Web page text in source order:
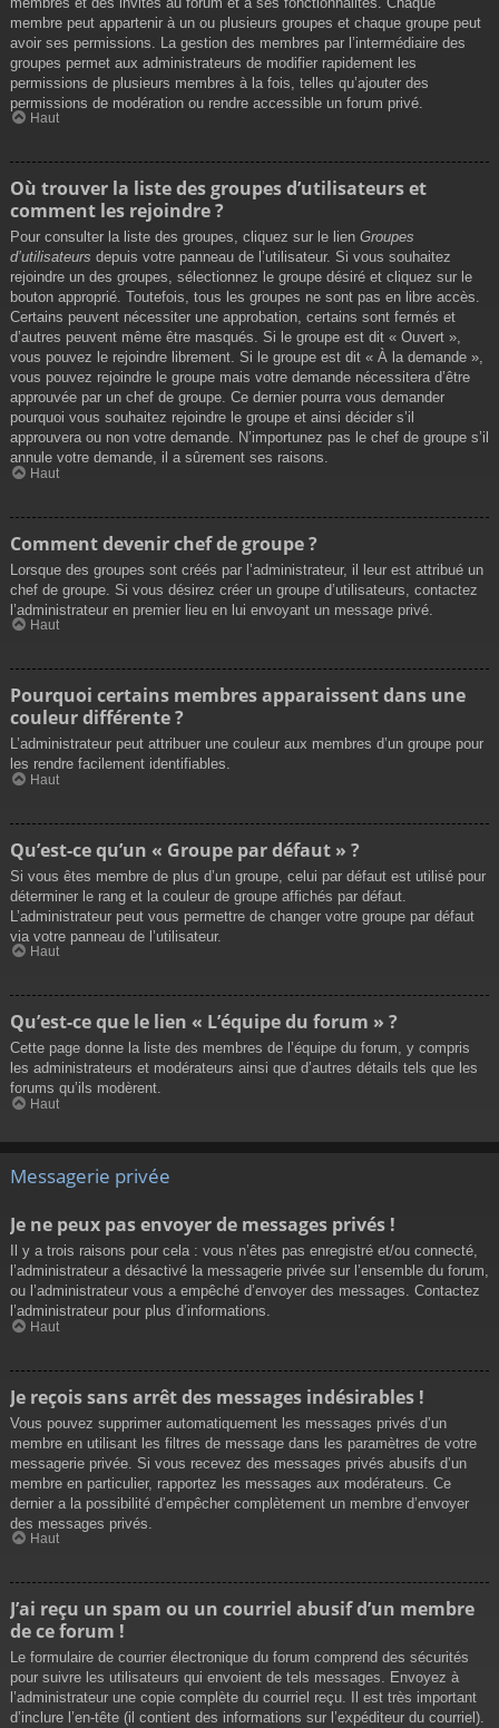
membre peut appartenir à un ou plusieurs groupes et chaque groupe peut
avoir ses permissions. La gestion des membres par l’intermédiaire des
groupes permet aux administrateurs de modifier rapidement les
permissions de plusieurs membres à la fois, telles qu’ajouter des
permissions de modération ou rendre accessible un forum privé.
Haut
Où trouver la liste des groupes d’utilisateurs et
comment les rejoindre ?
Pour consulter la liste des groupes, cliquez sur le lien Groupes
d’utilisateurs depuis votre panneau de l’utilisateur. Si vous souhaitez
rejoindre un des groupes, sélectionnez le groupe désiré et cliquez sur le
bouton approprié. Toutefois, tous les groupes ne sont pas en libre accès.
Certains peuvent nécessiter une approbation, certains sont fermés et
d’autres peuvent même être masqués. Si le groupe est dit « Ouvert »,
vous pouvez le rejoindre librement. Si le groupe est dit « À la demande »,
vous pouvez rejoindre le groupe mais votre demande nécessitera d’être
approuvée par un chef de groupe. Ce dernier pourra vous demander
pourquoi vous souhaitez rejoindre le groupe et ainsi décider s’il
approuvera ou non votre demande. N’importunez pas le chef de groupe s’il
annule votre demande, il a sûrement ses raisons.
Haut
Comment devenir chef de groupe ?
Lorsque des groupes sont créés par l’administrateur, il leur est attribué un
chef de groupe. Si vous désirez créer un groupe d’utilisateurs, contactez
l’administrateur en premier lieu en lui envoyant un message privé.
Haut
Pourquoi certains membres apparaissent dans une
couleur différente ?
L’administrateur peut attribuer une couleur aux membres d’un groupe pour
les rendre facilement identifiables.
Haut
Qu’est-ce qu’un « Groupe par défaut » ?
Si vous êtes membre de plus d’un groupe, celui par défaut est utilisé pour
déterminer le rang et la couleur de groupe affichés par défaut.
L’administrateur peut vous permettre de changer votre groupe par défaut
via votre panneau de l’utilisateur.
Haut
Qu’est-ce que le lien « L’équipe du forum » ?
Cette page donne la liste des membres de l’équipe du forum, y compris
les administrateurs et modérateurs ainsi que d’autres détails tels que les
forums qu’ils modèrent.
Haut
Messagerie privée
Je ne peux pas envoyer de messages privés !
Il y a trois raisons pour cela : vous n’êtes pas enregistré et/ou connecté,
l’administrateur a désactivé la messagerie privée sur l’ensemble du forum,
ou l’administrateur vous a empêché d’envoyer des messages. Contactez
l’administrateur pour plus d’informations.
Haut
Je reçois sans arrêt des messages indésirables !
Vous pouvez supprimer automatiquement les messages privés d’un
membre en utilisant les filtres de message dans les paramètres de votre
messagerie privée. Si vous recevez des messages privés abusifs d’un
membre en particulier, rapportez les messages aux modérateurs. Ce
dernier a la possibilité d’empêcher complètement un membre d’envoyer
des messages privés.
Haut
J’ai reçu un spam ou un courriel abusif d’un membre
de ce forum !
Le formulaire de courrier électronique du forum comprend des sécurités
pour suivre les utilisateurs qui envoient de tels messages. Envoyez à
l’administrateur une copie complète du courriel reçu. Il est très important
d’inclure l’en-tête (il contient des informations sur l’expéditeur du courriel).